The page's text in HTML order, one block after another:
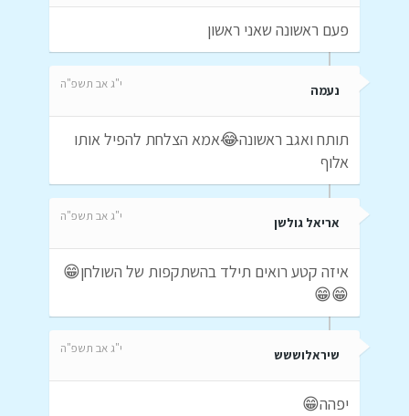
פעם ראשונה שאני ראשון
נעמה י"ג אב תשפ"ה
תותח ואגב ראשונה😂אמא הצלחת להפיל אותו
אלוף
אריאל גולשן י"ג אב תשפ"ה
איזה קטע רואים תילד בהשתקפות של השולחן😁
😁😁
שיראלוששש י"ג אב תשפ"ה
יפהה😁